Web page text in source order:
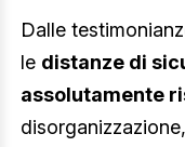
Dalle
le distanze di
assolutamente